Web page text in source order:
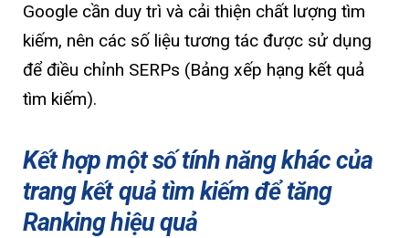
Google cần duy trì và cải thiện chất lượng tìm
kiếm, nên các số liệu tương tác được sử dụng
để điều chỉnh SERPs (Bảng xếp hạng kết quả
tìm kiếm).
Kết hợp một số tính năng khác của
trang kết quả tìm kiếm để tăng
Ranking hiệu quả